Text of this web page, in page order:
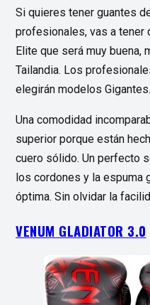
Si quieres tener guantes
profesionales, vas a tener
Elite que será muy buena,
Tailandia. Los
elegirán modelos Gigantes.
Una comodidad
superior porque están
cuero sólido. Un perfecto
los cordones y la espuma
óptima. Sin olvidar la
VENUM GLADIATOR 3.0